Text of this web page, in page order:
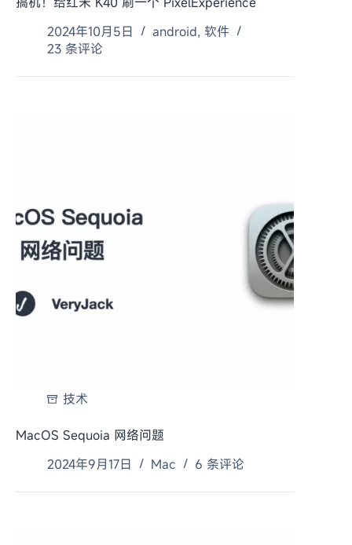
2024年10月5日
android, 软件
23 条评论
技术
MacOS Sequoia 网络问题
2024年9月17日
Mac 6 条评论